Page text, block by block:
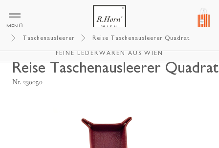
MENÜ
FEINE LEDERWAREN AUS WIEN
Taschenausleerer Reise Taschenausleerer Quadrat
Reise Taschenausleerer Quadrat
Nr. 230050